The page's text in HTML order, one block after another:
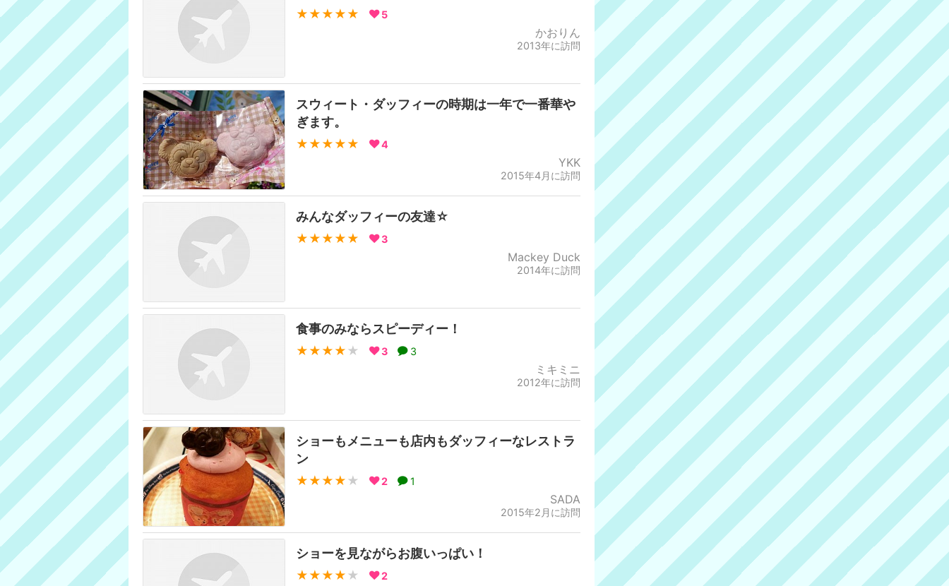
★★★★★ 5
かおりん
2013年に訪問
スウィート・ダッフィーの時期は一年で一番華や
ぎます。
★★★★★ 4
YKK
2015年4月に訪問
みんなダッフィーの友達☆
★★★★★ 3
Mackey Duck
2014年に訪問
食事のみならスピーディー！
★★★★ ★ 3 3
ミキミニ
2012年に訪問
ショーもメニューも店内もダッフィーなレストラ
ン
★★★★ ★ 2 1
SADA
2015年2月に訪問
ショーを見ながらお腹いっぱい！
★★★★ ★ 2